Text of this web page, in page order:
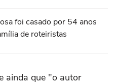
foi casado por 54 anos
de roteiristas
ainda que "o autor